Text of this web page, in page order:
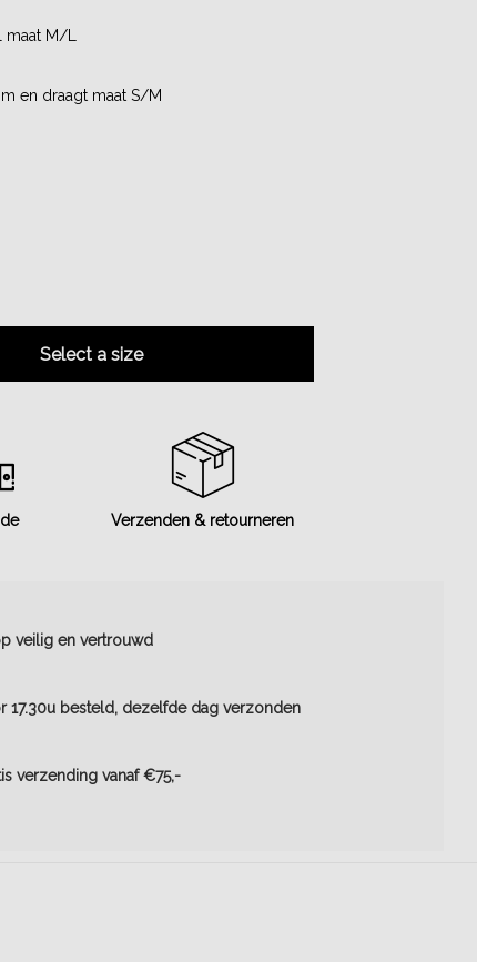
M/L
en draagt maat S/M
Select a size
Verzenden & retourneren
veilig en vertrouwd
17.30u besteld, dezelfde dag verzonden
verzending vanaf €75,-